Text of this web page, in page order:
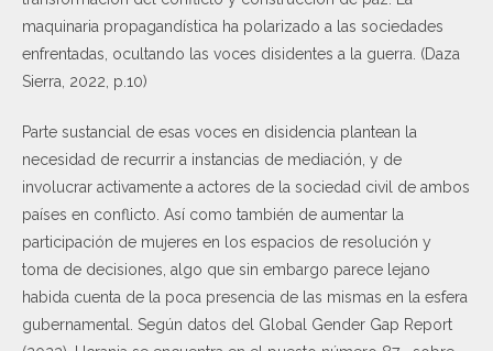
maquinaria propagandística ha polarizado a las sociedades
enfrentadas, ocultando las voces disidentes a la guerra. (Daza
Sierra, 2022, p.10)
Parte sustancial de esas voces en disidencia plantean la
necesidad de recurrir a instancias de mediación, y de
involucrar activamente a actores de la sociedad civil de ambos
países en conflicto. Así como también de aumentar la
participación de mujeres en los espacios de resolución y
toma de decisiones, algo que sin embargo parece lejano
habida cuenta de la poca presencia de las mismas en la esfera
gubernamental. Según datos del Global Gender Gap Report